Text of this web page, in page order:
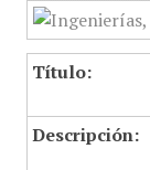
Título:
Descripción: